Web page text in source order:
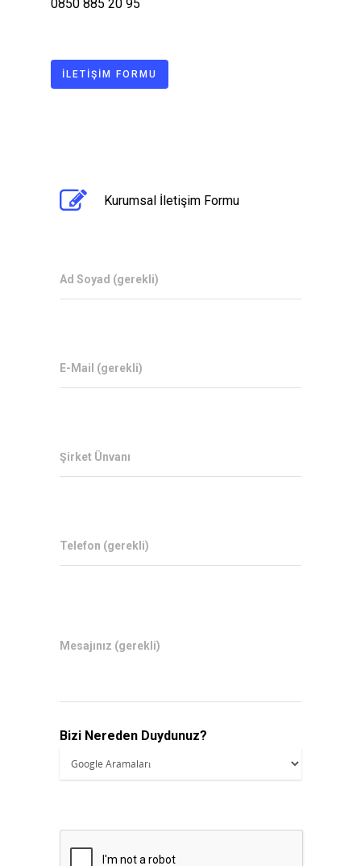
0850 885 20 95
İLETIŞIM FORMU
Kurumsal İletişim Formu
Ad Soyad (gerekli)
E-Mail (gerekli)
Şirket Ünvanı
Telefon (gerekli)
Mesajınız (gerekli)
Bizi Nereden Duydunuz?